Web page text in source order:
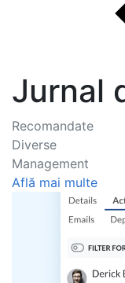
Jurnal
Recomandate
Diverse
Management
Află mai multe